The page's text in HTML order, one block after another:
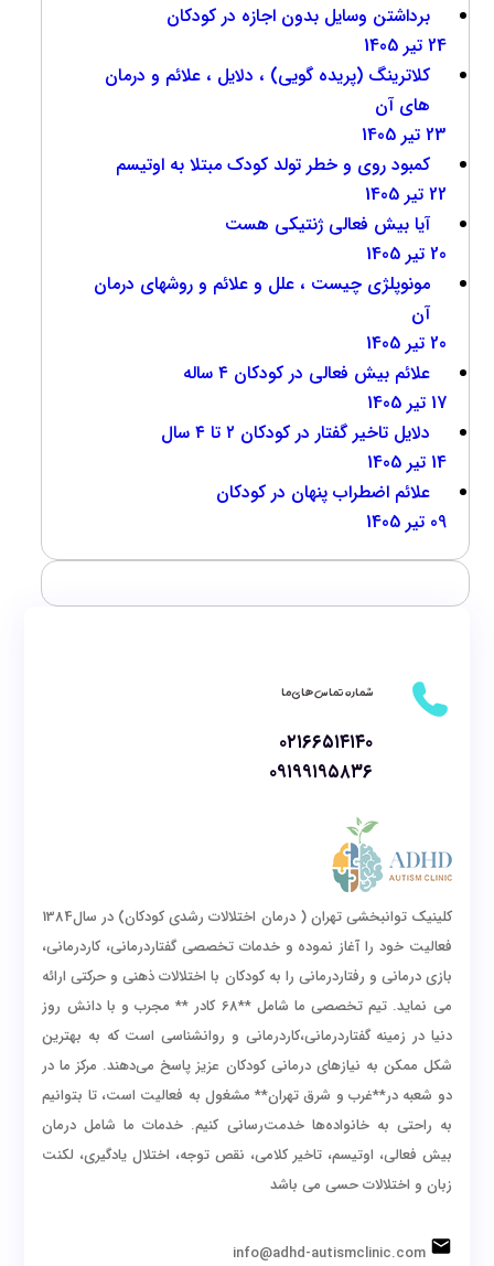
برداشتن وسایل بدون اجازه در کودکان
24 تیر 1405
کلاترینگ (پریده گویی) ، دلایل ، علائم و درمان
های آن
23 تیر 1405
کمبود روی و خطر تولد کودک مبتلا به اوتیسم
22 تیر 1405
آیا بیش فعالی ژنتیکی هست
20 تیر 1405
مونوپلژی چیست ، علل و علائم و روشهای درمان
آن
20 تیر 1405
علائم بیش فعالی در کودکان ۴ ساله
17 تیر 1405
دلایل تاخیر گفتار در کودکان ۲ تا ۴ سال
14 تیر 1405
علائم اضطراب پنهان در کودکان
09 تیر 1405
شماره تماس های ما
۰۲۱۶۶۵۱۴۱۴۰
۰۹۱۹۹۱۹۵۸۳۶
کلینیک توانبخشی تهران ( درمان اختلالات رشدی کودکان) در سال1384
فعالیت خود را آغاز نموده و خدمات تخصصی گفتاردرمانی، کاردرمانی،
بازی درمانی و رفتاردرمانی را به کودکان با اختلالات ذهنی و حرکتی ارائه
می نماید. تیم تخصصی ما شامل **68 کادر ** مجرب و با دانش روز
دنیا در زمینه گفتاردرمانی،کاردرمانی و روانشناسی است که به بهترین
شکل ممکن به نیازهای درمانی کودکان عزیز پاسخ می‌دهند. مرکز ما در
دو شعبه در**غرب و شرق تهران** مشغول به فعالیت است، تا بتوانیم
به راحتی به خانواده‌ها خدمت‌رسانی کنیم. خدمات ما شامل درمان
بیش فعالی، اوتیسم، تاخیر کلامی، نقص توجه، اختلال یادگیری، لکنت
زبان و اختلالات حسی می باشد
info@adhd-autismclinic.com